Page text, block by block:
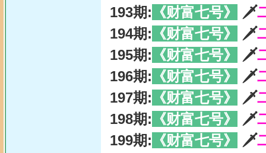
193期: 《财富七号》 🗡
194期: 《财富七号》 🗡
195期: 《财富七号》 🗡
196期: 《财富七号》 🗡
197期: 《财富七号》 🗡
198期: 《财富七号》 🗡
199期: 《财富七号》 🗡